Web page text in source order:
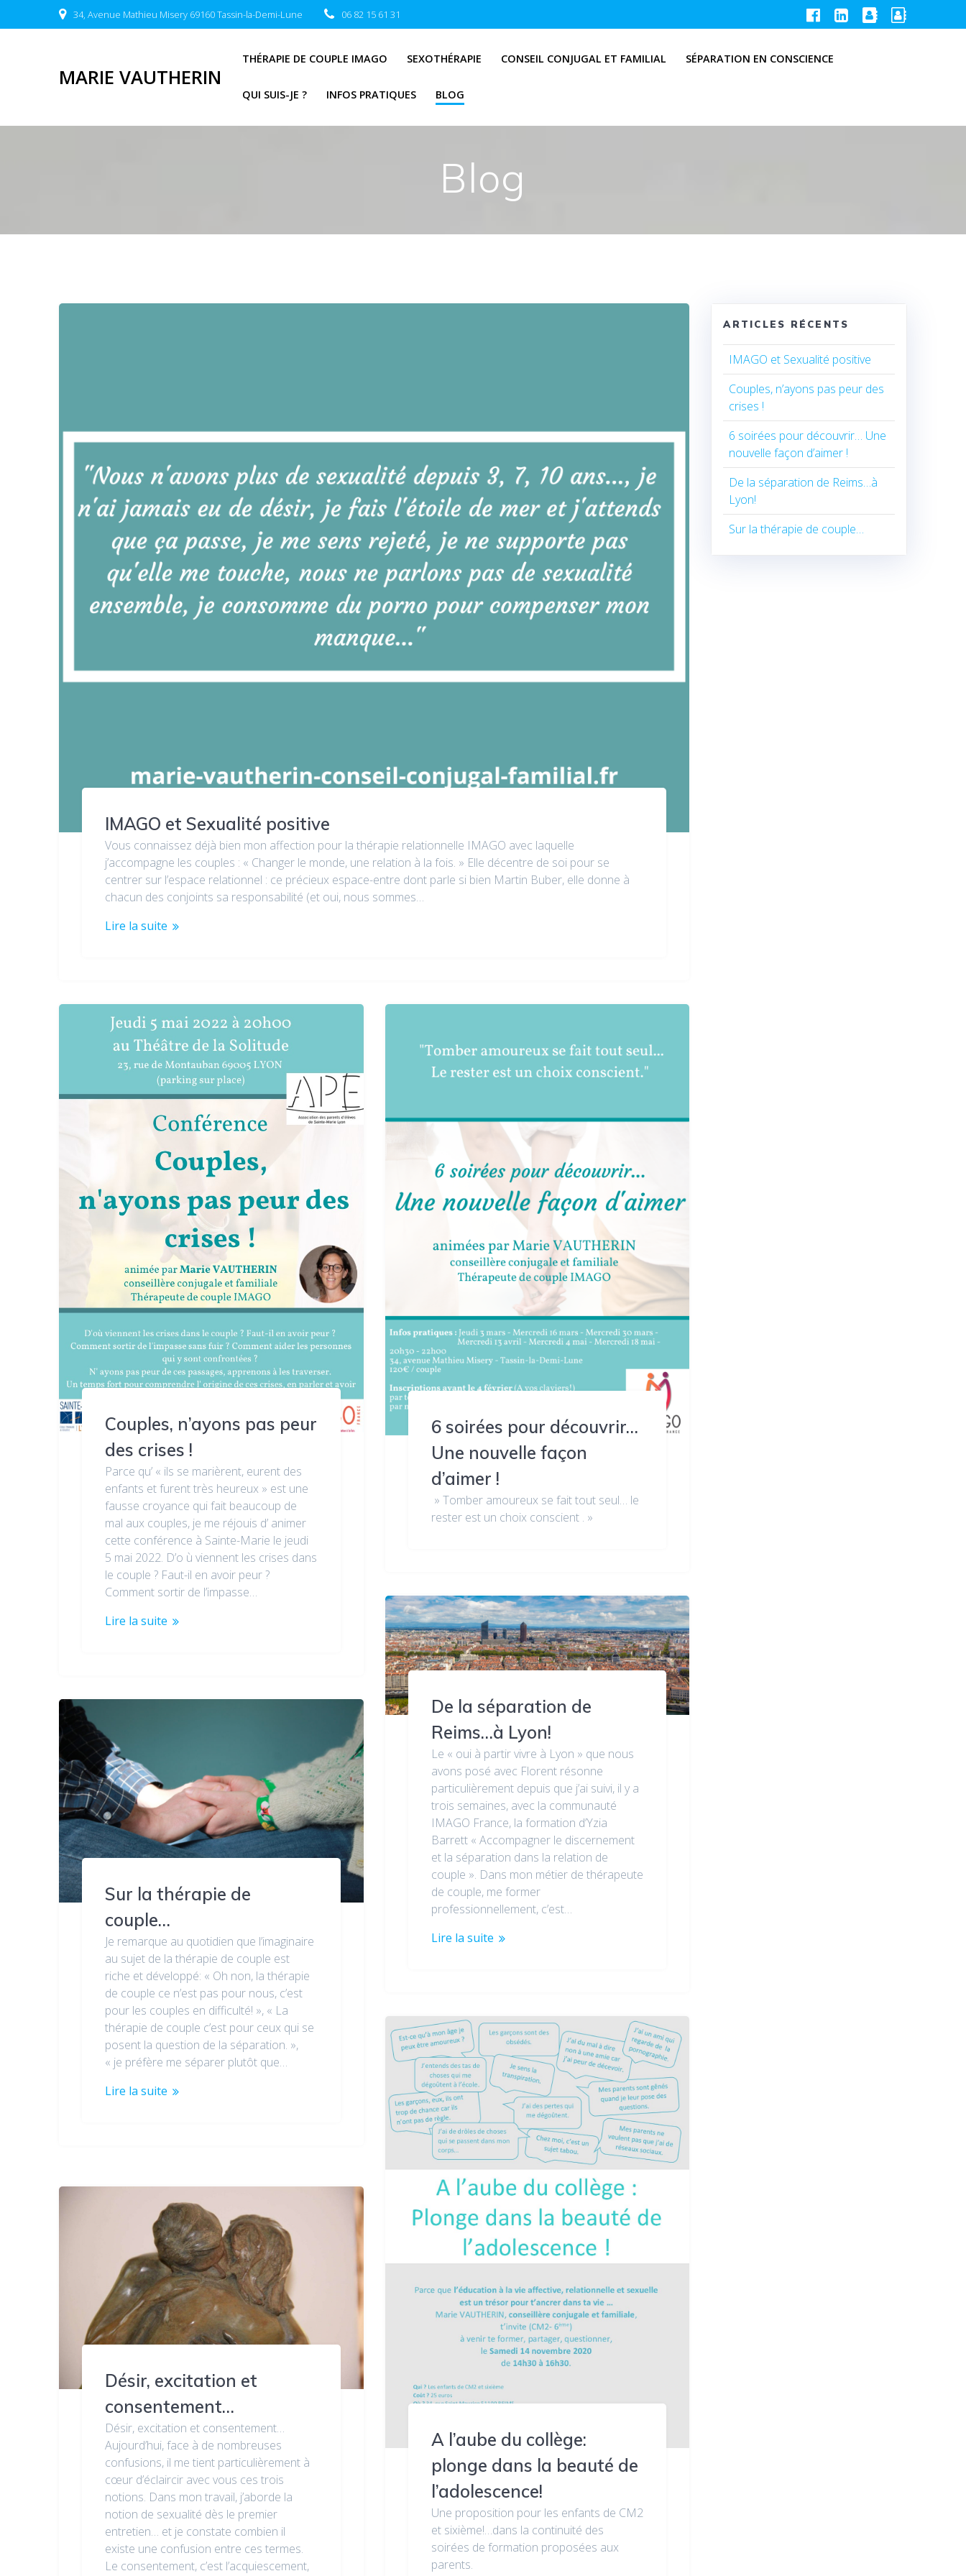
au
34, Avenue Mathieu Misery 69160 Tassin-la-Demi-Lune 06 82 15 61 31
MARIE VAUTHERIN
THÉRAPIE DE COUPLE IMAGO SEXOTHÉRAPIE CONSEIL CONJUGAL ET FAMILIAL SÉPARATION EN CONSCIENCE
QUI SUIS-JE ? INFOS PRATIQUES BLOG
Blog
IMAGO et Sexualité positive
Vous connaissez déjà bien mon affection pour la thérapie relationnelle IMAGO avec laquelle
j’accompagne les couples : « Changer le monde, une relation à la fois. » Elle décentre de soi pour se
centrer sur l’espace relationnel : ce précieux espace-entre dont parle si bien Martin Buber, elle donne à
chacun des conjoints sa responsabilité (et oui, nous sommes…
Lire la suite
Couples, n’ayons pas peur
des crises !
Parce qu’ « ils se marièrent, eurent des
enfants et furent très heureux » est une
fausse croyance qui fait beaucoup de
mal aux couples, je me réjouis d’ animer
cette conférence à Sainte-Marie le jeudi
5 mai 2022. D’o ù viennent les crises dans
le couple ? Faut-il en avoir peur ?
Comment sortir de l’impasse…
Lire la suite
6 soirées pour découvrir…
Une nouvelle façon
d’aimer !
» Tomber amoureux se fait tout seul… le
rester est un choix conscient . »
De la séparation de
Reims…à Lyon!
Le « oui à partir vivre à Lyon » que nous
avons posé avec Florent résonne
particulièrement depuis que j’ai suivi, il y a
trois semaines, avec la communauté
IMAGO France, la formation d’Yzia
Barrett « Accompagner le discernement
et la séparation dans la relation de
couple ». Dans mon métier de thérapeute
de couple, me former
professionnellement, c’est…
Lire la suite
Sur la thérapie de
couple…
Je remarque au quotidien que l’imaginaire
au sujet de la thérapie de couple est
riche et développé: « Oh non, la thérapie
de couple ce n’est pas pour nous, c’est
pour les couples en difficulté! », « La
thérapie de couple c’est pour ceux qui se
posent la question de la séparation. »,
« je préfère me séparer plutôt que…
Lire la suite
A l’aube du collège:
plonge dans la beauté de
l’adolescence!
Une proposition pour les enfants de CM2
et sixième!…dans la continuité des
soirées de formation proposées aux
parents.
Désir, excitation et
consentement…
Désir, excitation et consentement…
Aujourd’hui, face à de nombreuses
confusions, il me tient particulièrement à
cœur d’éclaircir avec vous ces trois
notions. Dans mon travail, j’aborde la
notion de sexualité dès le premier
entretien… et je constate combien il
existe une confusion entre ces termes.
Le consentement, c’est l’acquiescement,
ARTICLES RÉCENTS
IMAGO et Sexualité positive
Couples, n’ayons pas peur des
crises !
6 soirées pour découvrir… Une
nouvelle façon d’aimer !
De la séparation de Reims…à
Lyon!
Sur la thérapie de couple…